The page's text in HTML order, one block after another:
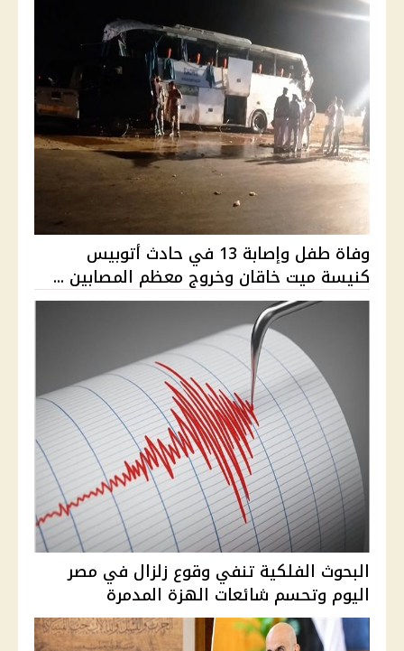
وفاة طفل وإصابة 13 في حادث أتوبيس
كنيسة ميت خاقان وخروج معظم المصابين ...
البحوث الفلكية تنفي وقوع زلزال في مصر
اليوم وتحسم شائعات الهزة المدمرة